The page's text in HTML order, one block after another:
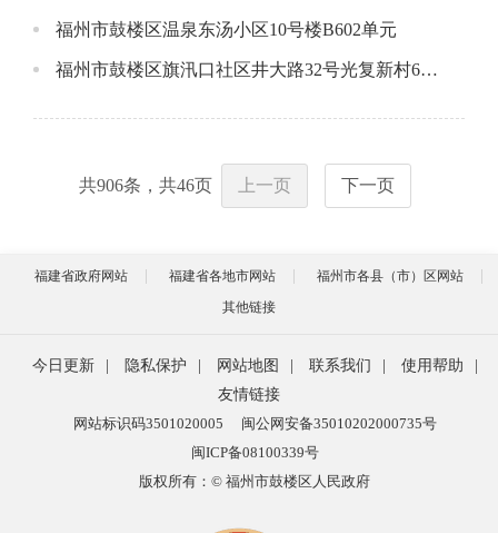
福州市鼓楼区温泉东汤小区10号楼B602单元
福州市鼓楼区旗汛口社区井大路32号光复新村6座3层
共906条，共46页 上一页 下一页
福建省政府网站 福建省各地市网站
福州市各县（市）区网站
其他链接
今日更新 隐私保护 网站地图 联系我们 使用帮助
友情链接
网站标识码3501020005
闽公网安备35010202000735号
闽ICP备08100339号
版权所有：© 福州市鼓楼区人民政府